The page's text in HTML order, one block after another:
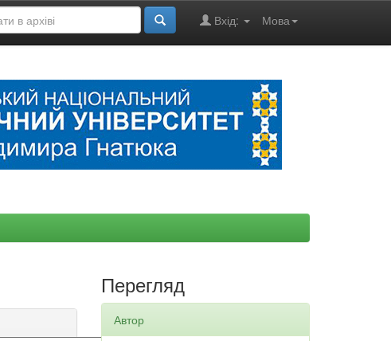
Мова
Вхід:
Перегляд
Автор